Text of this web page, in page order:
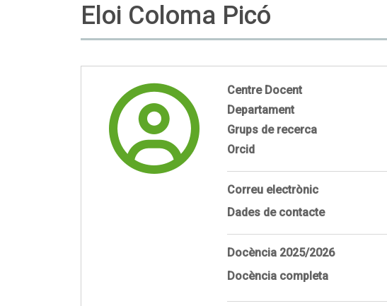
Eloi Coloma Picó
Centre Docent
Departament
Grups de recerca
Orcid
Correu electrònic
Dades de contacte
Docència 2025/2026
Docència completa